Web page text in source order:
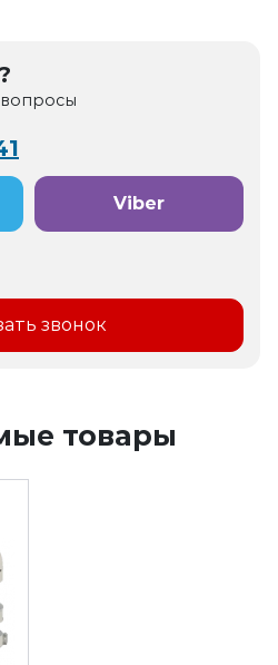
Viber
звонок
товары